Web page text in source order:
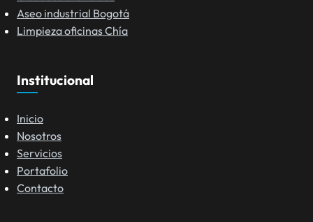
Aseo industrial Bogotá
Limpieza oficinas Chía
Institucional
Inicio
Nosotros
Servicios
Portafolio
Contacto